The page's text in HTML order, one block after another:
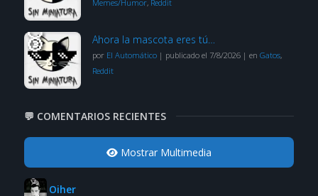
Memes/Humor, Reddit
Ahora la mascota eres tú…
por El Automático| publicado el 7/8/2026| en Gatos,
Reddit
💬 COMENTARIOS RECIENTES
Mostrar Multimedia
Oiher